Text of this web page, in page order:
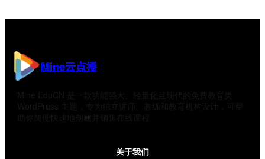
Mine云点播
Mine EduCN 是一款功能强大、轻量化且现代的免费教育类
WordPress 主题，专为独立讲师、教练和教育机构设计，可帮
助你简便快速地创建并销售在线课程
关于我们